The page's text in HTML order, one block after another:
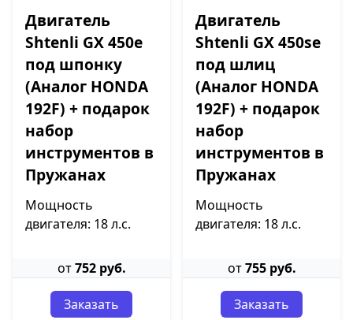
Двигатель
Shtenli GX 450e
под шпонку
(Аналог HONDA
192F) + подарок
набор
инструментов в
Пружанах
Мощность
двигателя: 18 л.с.
от752 руб.
Заказать
Двигатель
Shtenli GX 450se
под шлиц
(Аналог HONDA
192F) + подарок
набор
инструментов в
Пружанах
Мощность
двигателя: 18 л.с.
от755 руб.
Заказать